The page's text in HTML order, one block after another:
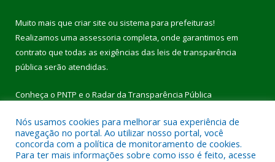
Muito mais que criar site ou sistema para prefeituras!
Realizamos uma assessoria completa, onde garantimos em
contrato que todas as exigências das leis de transparência
pública serão atendidas.
Conheça o PNTP e o Radar da Transparência Pública
Todos os direitos reservados a Prefeitura Municipal de Pau
Nós usamos cookies para melhorar sua experiência de
navegação no portal. Ao utilizar nosso portal, você
concorda com a política de monitoramento de cookies.
Para ter mais informações sobre como isso é feito, acesse